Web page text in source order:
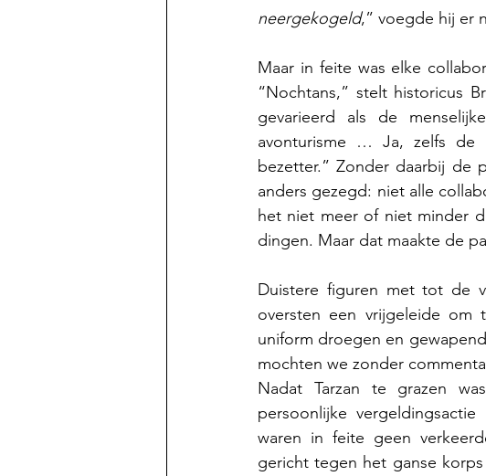
neergekogeld,” voegde hij er
Maar in feite was elke
“Nochtans,” stelt historicus
gevarieerd als de
avonturisme … Ja, zelfs de
bezetter.” Zonder daarbij de
anders gezegd: niet alle
het niet meer of niet minder
dingen. Maar dat maakte de
Duistere figuren met tot de
oversten een vrijgeleide om
uniform droegen en
mochten we zonder
Nadat Tarzan te grazen
persoonlijke
waren in feite geen
gericht tegen het ganse